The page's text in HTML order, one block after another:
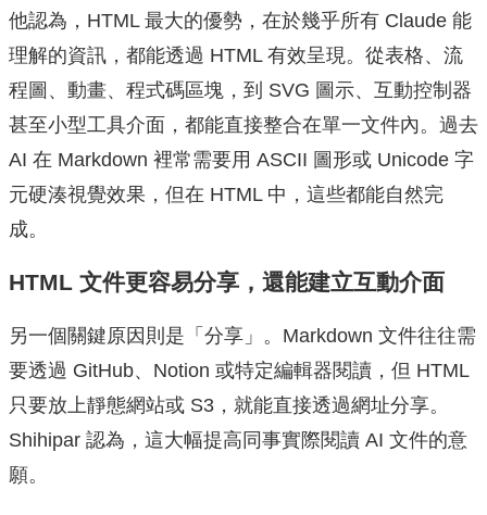
他認為，HTML 最大的優勢，在於幾乎所有 Claude 能
理解的資訊，都能透過 HTML 有效呈現。從表格、流
程圖、動畫、程式碼區塊，到 SVG 圖示、互動控制器
甚至小型工具介面，都能直接整合在單一文件內。過去
AI 在 Markdown 裡常需要用 ASCII 圖形或 Unicode 字
元硬湊視覺效果，但在 HTML 中，這些都能自然完
成。
HTML 文件更容易分享，還能建立互動介面
另一個關鍵原因則是「分享」。Markdown 文件往往需
要透過 GitHub、Notion 或特定編輯器閱讀，但 HTML
只要放上靜態網站或 S3，就能直接透過網址分享。
Shihipar 認為，這大幅提高同事實際閱讀 AI 文件的意
願。